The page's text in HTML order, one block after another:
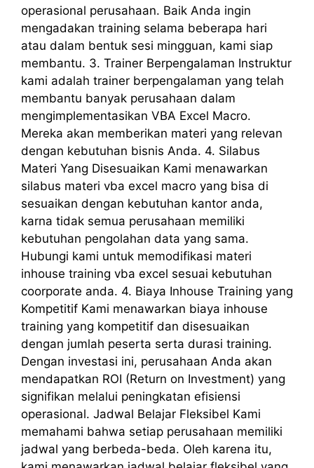
operasional perusahaan. Baik Anda ingin
mengadakan training selama beberapa hari
atau dalam bentuk sesi mingguan, kami siap
membantu. 3. Trainer Berpengalaman Instruktur
kami adalah trainer berpengalaman yang telah
membantu banyak perusahaan dalam
mengimplementasikan VBA Excel Macro.
Mereka akan memberikan materi yang relevan
dengan kebutuhan bisnis Anda. 4. Silabus
Materi Yang Disesuaikan Kami menawarkan
silabus materi vba excel macro yang bisa di
sesuaikan dengan kebutuhan kantor anda,
karna tidak semua perusahaan memiliki
kebutuhan pengolahan data yang sama.
Hubungi kami untuk memodifikasi materi
inhouse training vba excel sesuai kebutuhan
coorporate anda. 4. Biaya Inhouse Training yang
Kompetitif Kami menawarkan biaya inhouse
training yang kompetitif dan disesuaikan
dengan jumlah peserta serta durasi training.
Dengan investasi ini, perusahaan Anda akan
mendapatkan ROI (Return on Investment) yang
signifikan melalui peningkatan efisiensi
operasional. Jadwal Belajar Fleksibel Kami
memahami bahwa setiap perusahaan memiliki
jadwal yang berbeda-beda. Oleh karena itu,